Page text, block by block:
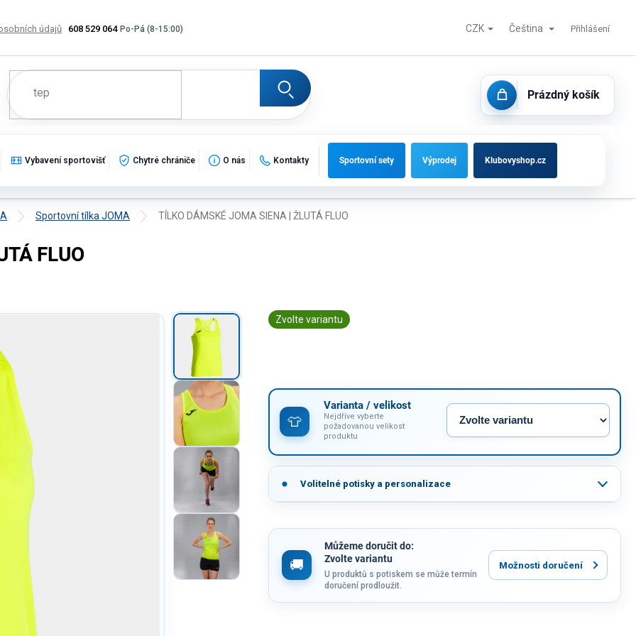
608 529 064
údajů Výměna, vrácení a reklamace zboží Fotbalové branky, střídačky a vybavení hřišť Kontakty
CZK Čeština Přihlášení
NÁKUPNÍ
KOŠÍK
Prázdný košík
Vybavení sportovišť Chytré chrániče O nás Kontakty Sportovní sety Výprodej Klubovyshop.cz
Sportovní tílka JOMA TÍLKO DÁMSKÉ JOMA SIENA | ŽLUTÁ FLUO
FLUO
Zvolte variantu
Varianta / velikost
Nejdříve vyberte
požadovanou velikost
produktu
Volitelné potisky a personalizace
Můžeme doručit do:
Zvolte variantu
U produktů s potiskem se může termín
doručení prodloužit.
Možnosti doručení